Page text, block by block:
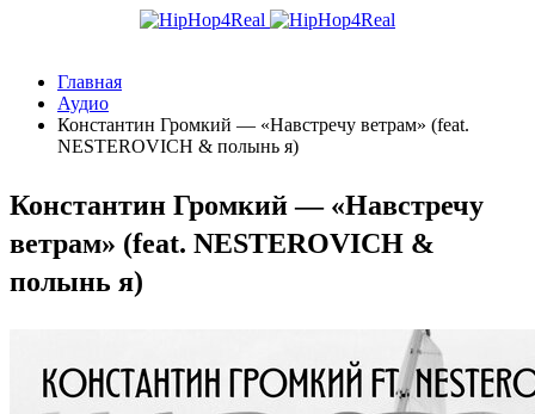
Главная
Аудио
Константин Громкий — «Навстречу ветрам» (feat.
NESTEROVICH & полынь я)
Константин Громкий — «Навстречу
ветрам» (feat. NESTEROVICH &
полынь я)